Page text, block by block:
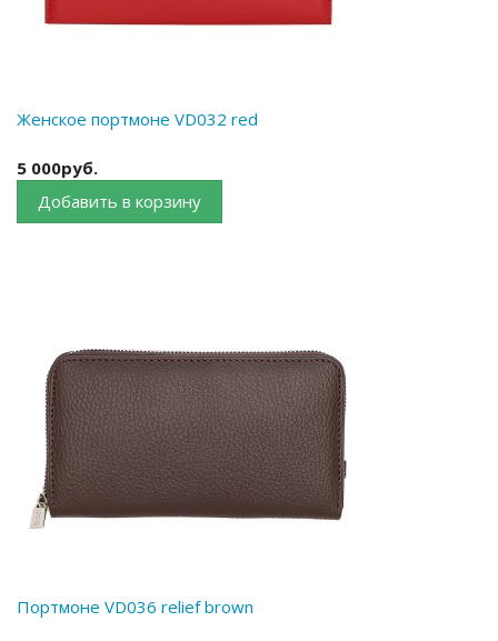
Женское портмоне VD032 red
5 000руб.
Добавить в корзину
Портмоне VD036 relief brown